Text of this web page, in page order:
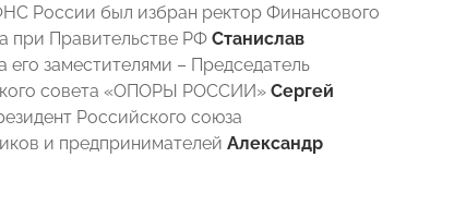
России был избран ректор Финансового
при Правительстве РФ Станислав
его заместителями – Председатель
совета «ОПОРЫ РОССИИ» Сергей
Российского союза
и предпринимателей Александр